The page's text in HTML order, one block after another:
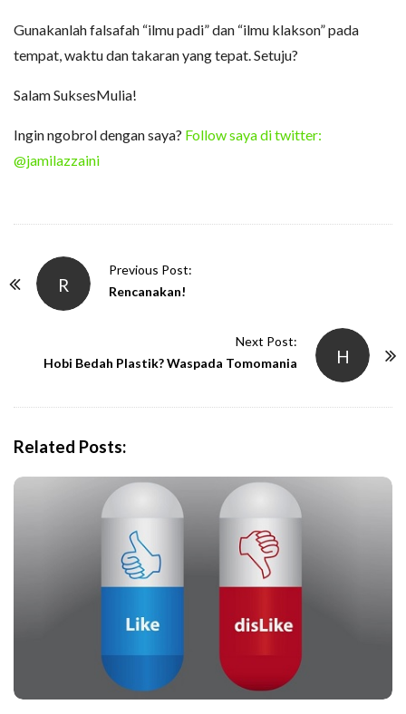
Gunakanlah falsafah “ilmu padi” dan “ilmu klakson” pada
tempat, waktu dan takaran yang tepat. Setuju?
Salam SuksesMulia!
Ingin ngobrol dengan saya? Follow saya di twitter:
@jamilazzaini
R
Previous Post:
Rencanakan!
H
Next Post:
Hobi Bedah Plastik? Waspada Tomomania
Related Posts: